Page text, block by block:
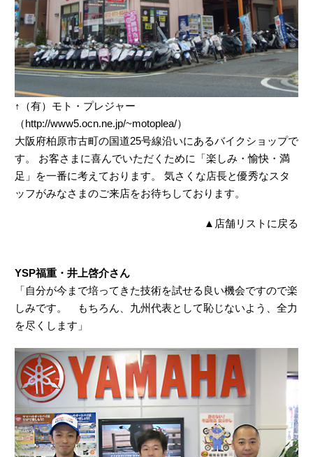
↑（有）モト・プレジャー
（http://www5.ocn.ne.jp/~motoplea/）
大阪府柏原市古町の国道25号線沿いにあるバイクショップで
す。 お客さまに喜んでいただくために「楽しみ・愉快・満
足」を一番に考えております。 気さくな店長と優秀なスタ
ッフがみなさまのご来店をお待ちしております。
▲ 店舗リストに戻る
YSP福重・井上啓介さん
「自分が今まで培ってきた技術を試せる良い機会ですので楽
しみです。 もちろん、九州代表として恥じないよう、全力
を尽くします」